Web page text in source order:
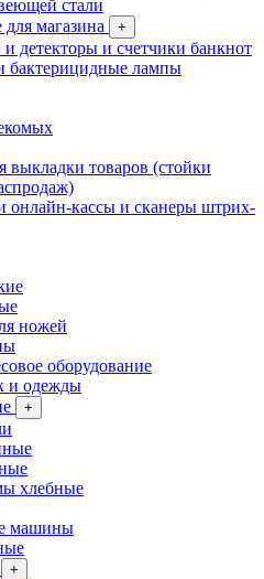
стали
магазина
+
детекторы и счетчики банкнот
бактерицидные лампы
выкладки товаров (стойки
онлайн-кассы и сканеры штрих-
ножей
оборудование
и одежды
+
хлебные
машины
+